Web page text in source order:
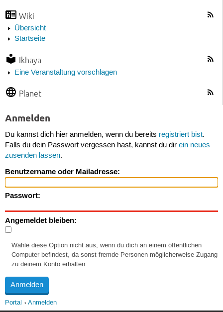
Wiki
Übersicht
Startseite
Ikhaya
Eine Veranstaltung vorschlagen
Planet
Anmelden
Du kannst dich hier anmelden, wenn du bereits registriert bist.
Falls du dein Passwort vergessen hast, kannst du dir ein neues
zusenden lassen.
Benutzername oder Mailadresse:
Passwort:
Angemeldet bleiben:
Wähle diese Option nicht aus, wenn du dich an einem öffentlichen
Computer befindest, da sonst fremde Personen möglicherweise Zugang
zu deinem Konto erhalten.
Portal Anmelden